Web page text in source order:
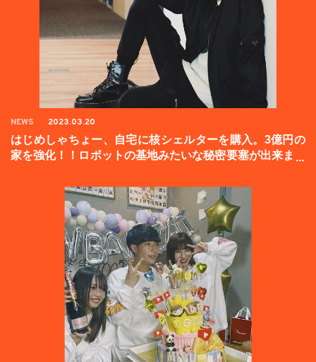
NEWS 2023.03.20
はじめしゃちょー、自宅に核シェルターを購入。3億円の
家を強化！！ロボットの基地みたいな秘密要塞が出来まし